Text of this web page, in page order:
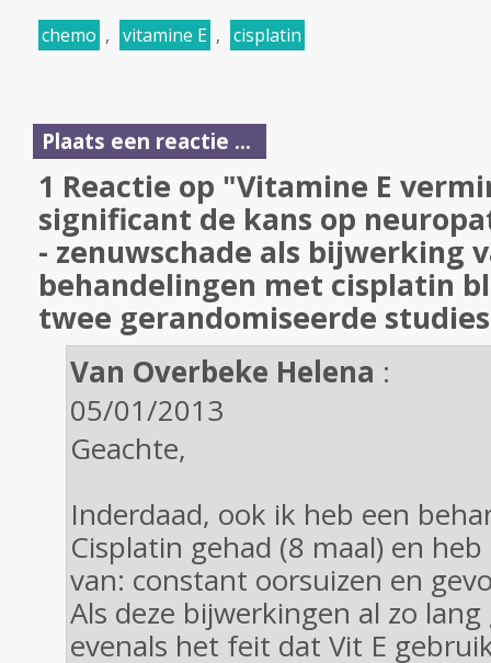
chemo , vitamine E , cisplatin
Plaats een reactie ...
1 Reactie op "Vitamine E
significant de kans op
- zenuwschade als bijwerking
behandelingen met cisplatin
twee gerandomiseerde
Van Overbeke Helena :
05/01/2013
Geachte,
Inderdaad, ook ik heb een
Cisplatin gehad (8 maal) en
van: constant oorsuizen en
Als deze bijwerkingen al zo
evenals het feit dat Vit E